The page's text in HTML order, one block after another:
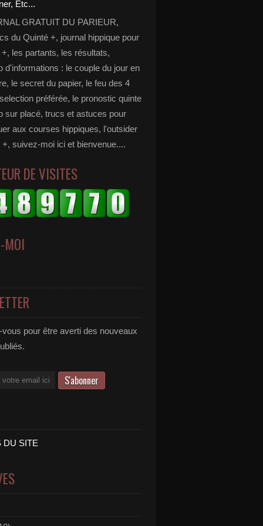
GRATUIT DU PARIEUR,
du Quinté +, journal hippique pour
les partants, les résultats,
d'informations : le couple du jour en
le secret du papier, le feu des 4
préférée, le pronostic quinte
sur placé, trucs et astuces pour
aux courses hippiques, l'outsider
+, suivez-moi ici et bienvenue....
DE VISITES
MOI
pour être averti des nouveaux
DU SITE